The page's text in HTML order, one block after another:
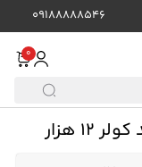
09188888546
0